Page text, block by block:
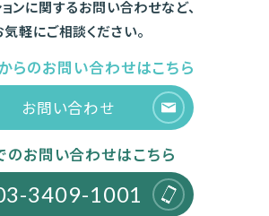
ンに関するお問い合わせなど、
気軽にご相談ください。
らのお問い合わせはこちら
お問い合わせ
のお問い合わせはこちら
3409-1001